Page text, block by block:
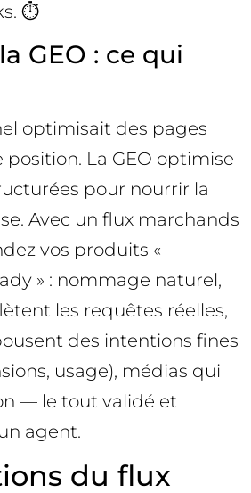
⏱️
GEO : ce qui
optimisait des pages
La GEO optimise
pour nourrir la
Avec un flux marchands
vos produits «
» : nommage naturel,
les requêtes réelles,
des intentions fines
usage), médias qui
— le tout validé et
agent.
du flux